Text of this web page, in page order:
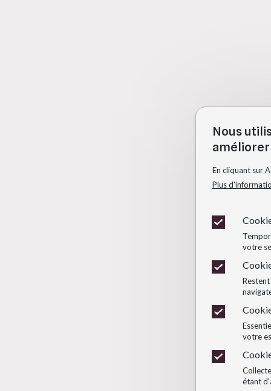
Nous
En cliquant sur
Plus
votre
votre
étant